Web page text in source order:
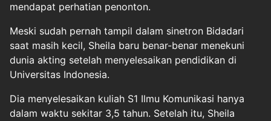
mendapat perhatian penonton.
Meski sudah pernah tampil dalam sinetron Bidadari
saat masih kecil, Sheila baru benar-benar menekuni
dunia akting setelah menyelesaikan pendidikan di
Universitas Indonesia.
Dia menyelesaikan kuliah S1 Ilmu Komunikasi hanya
dalam waktu sekitar 3,5 tahun. Setelah itu, Sheila